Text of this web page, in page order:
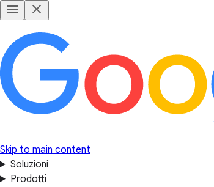
Skip to main content
Soluzioni
Prodotti